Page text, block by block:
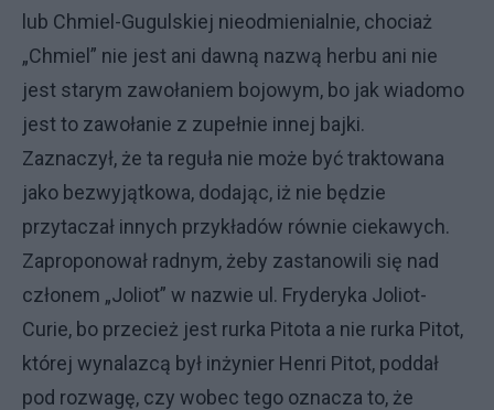
lub Chmiel-Gugulskiej nieodmienialnie, chociaż
„Chmiel” nie jest ani dawną nazwą herbu ani nie
jest starym zawołaniem bojowym, bo jak wiadomo
jest to zawołanie z zupełnie innej bajki.
Zaznaczył, że ta reguła nie może być traktowana
jako bezwyjątkowa, dodając, iż nie będzie
przytaczał innych przykładów równie ciekawych.
Zaproponował radnym, żeby zastanowili się nad
członem „Joliot” w nazwie ul. Fryderyka Joliot-
Curie, bo przecież jest rurka Pitota a nie rurka Pitot,
której wynalazcą był inżynier Henri Pitot, poddał
pod rozwagę, czy wobec tego oznacza to, że